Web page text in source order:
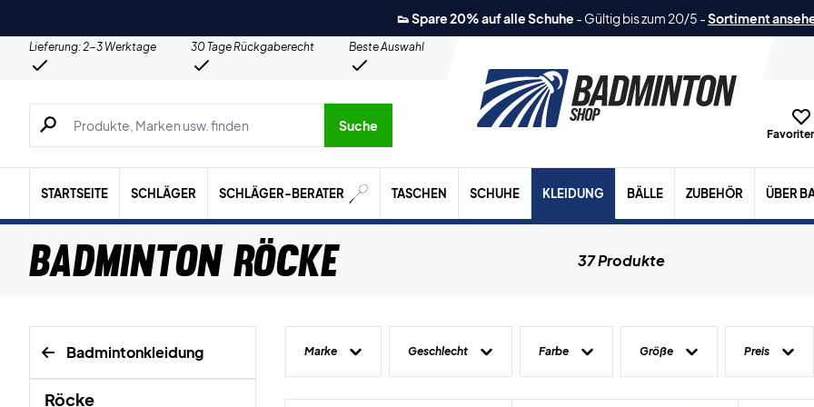
👟 Spare 20% auf alle Schuhe - Gültig bis zum 20/5 -Sortiment
Lieferung: 2-3 Werktage 30 Tage Rückgaberecht
Beste Auswahl
Suche nach Produkten, Marken usw.
Suche
STARTSEITE SCHLÄGER SCHLÄGER-BERATER TASCHEN SCHUHE KLEIDUNG BÄLLE ZUBEHÖR ÜBER
Badminton Röcke 37 Produkte
Badmintonkleidung
Röcke
Marke Geschlecht Farbe Größe Preis